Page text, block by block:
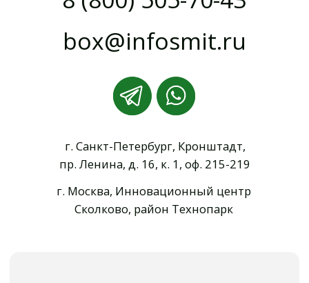
Контакты
УСЛУГИ
Коэффициент уплотнения песка и засыпок
Контроль сварных соединений ВИК и УЗК
Генеральное лабораторное сопровождение
Испытание лестниц и ограждений кровли
Контроль длины и сплошности свай
Входной контроль бетонной смеси
Контроль уплотнения асфальтобетона